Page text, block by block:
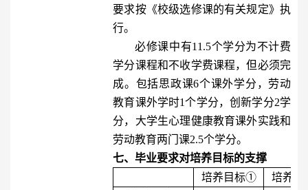
要求按《校级选修课的有关规定》执
行。
必修课中有11.5个学分为不计费
学分课程和不收学费课程，但必须完
成。包括思政课6个课外学分，劳动
教育课外学时1个学分，创新学分2学
分，大学生心理健康教育课外实践和
劳动教育两门课2.5个学分。
七、毕业要求对培养目标的支撑
培养目标①
培养